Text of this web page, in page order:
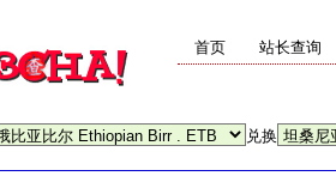
首页 站长查询
兑换